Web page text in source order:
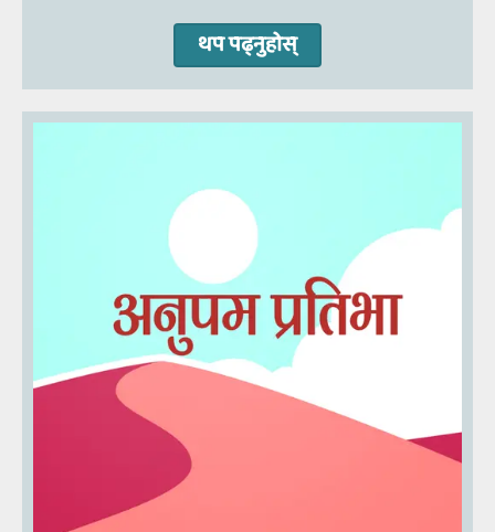
थप पढ्नुहोस्